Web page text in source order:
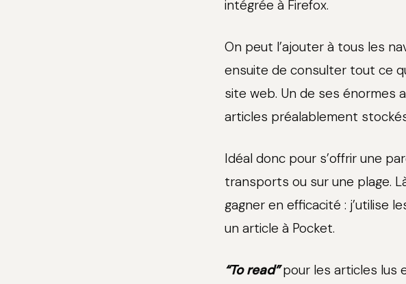
intégrée à Firefox.
On peut l’ajouter à tous les
ensuite de consulter tout ce
site web. Un de ses énormes
articles préalablement stockés
Idéal donc pour s’offrir une
transports ou sur une plage.
gagner en efficacité : j’utilise
un article à Pocket.
“To read”pour les articles lus